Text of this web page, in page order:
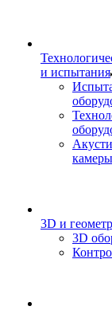
и испытания
камеры
3D и
3D